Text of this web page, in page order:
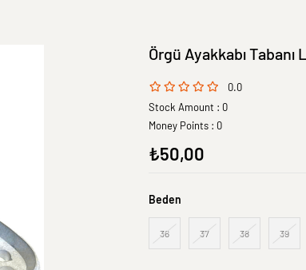
Örgü Ayakkabı Tabanı
0.0
Stock Amount : 0
Money Points : 0
₺50,00
Beden
36 37 38 39